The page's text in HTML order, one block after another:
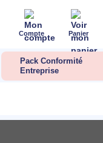
Compte Panier
Pack Conformité
Entreprise